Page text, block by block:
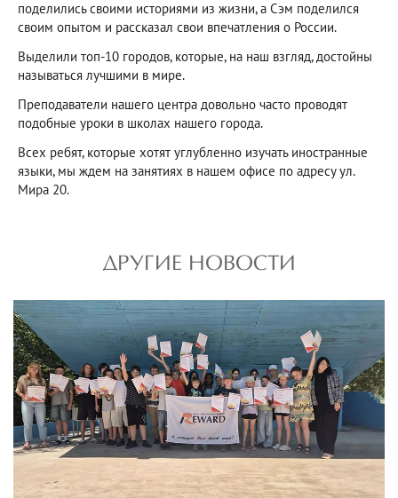
поделились своими историями из жизни, а Сэм поделился
своим опытом и рассказал свои впечатления о России.
Выделили топ-10 городов, которые, на наш взгляд, достойны
называться лучшими в мире.
Преподаватели нашего центра довольно часто проводят
подобные уроки в школах нашего города.
Всех ребят, которые хотят углубленно изучать иностранные
языки, мы ждем на занятиях в нашем офисе по адресу ул.
Мира 20.
ДРУГИЕ НОВОСТИ